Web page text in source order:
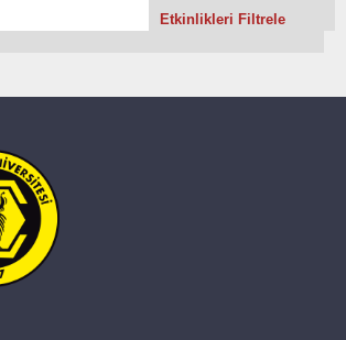
Etkinlikleri Filtrele